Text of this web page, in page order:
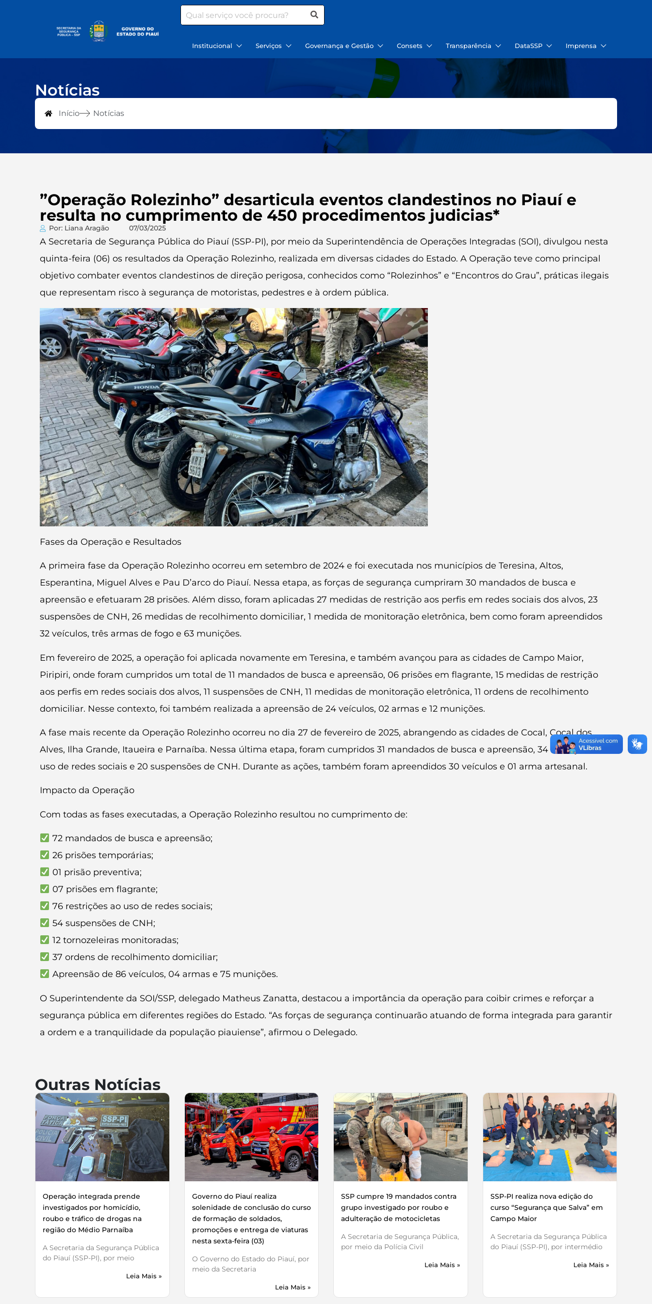
Search
Institucional Serviços Governança e Gestão Consets Transparência DataSSP Imprensa
Notícias
Início Notícias
”Operação Rolezinho” desarticula eventos clandestinos no Piauí e
resulta no cumprimento de 450 procedimentos judicias*
Por: Liana Aragão 07/03/2025
A Secretaria de Segurança Pública do Piauí (SSP-PI), por meio da Superintendência de Operações Integradas (SOI), divulgou nesta
quinta-feira (06) os resultados da Operação Rolezinho, realizada em diversas cidades do Estado. A Operação teve como principal
objetivo combater eventos clandestinos de direção perigosa, conhecidos como “Rolezinhos” e “Encontros do Grau”, práticas ilegais
que representam risco à segurança de motoristas, pedestres e à ordem pública.
Fases da Operação e Resultados
A primeira fase da Operação Rolezinho ocorreu em setembro de 2024 e foi executada nos municípios de Teresina, Altos,
Esperantina, Miguel Alves e Pau D’arco do Piauí. Nessa etapa, as forças de segurança cumpriram 30 mandados de busca e
apreensão e efetuaram 28 prisões. Além disso, foram aplicadas 27 medidas de restrição aos perfis em redes sociais dos alvos, 23
suspensões de CNH, 26 medidas de recolhimento domiciliar, 1 medida de monitoração eletrônica, bem como foram apreendidos
32 veículos, três armas de fogo e 63 munições.
Em fevereiro de 2025, a operação foi aplicada novamente em Teresina, e também avançou para as cidades de Campo Maior,
Piripiri, onde foram cumpridos um total de 11 mandados de busca e apreensão, 06 prisões em flagrante, 15 medidas de restrição
aos perfis em redes sociais dos alvos, 11 suspensões de CNH, 11 medidas de monitoração eletrônica, 11 ordens de recolhimento
domiciliar. Nesse contexto, foi também realizada a apreensão de 24 veículos, 02 armas e 12 munições.
A fase mais recente da Operação Rolezinho ocorreu no dia 27 de fevereiro de 2025, abrangendo as cidades de Cocal, Cocal dos
Alves, Ilha Grande, Itaueira e Parnaíba. Nessa última etapa, foram cumpridos 31 mandados de busca e apreensão, 34 restrições ao
uso de redes sociais e 20 suspensões de CNH. Durante as ações, também foram apreendidos 30 veículos e 01 arma artesanal.
Impacto da Operação
Com todas as fases executadas, a Operação Rolezinho resultou no cumprimento de:
72 mandados de busca e apreensão;
26 prisões temporárias;
01 prisão preventiva;
07 prisões em flagrante;
76 restrições ao uso de redes sociais;
54 suspensões de CNH;
12 tornozeleiras monitoradas;
37 ordens de recolhimento domiciliar;
Apreensão de 86 veículos, 04 armas e 75 munições.
O Superintendente da SOI/SSP, delegado Matheus Zanatta, destacou a importância da operação para coibir crimes e reforçar a
segurança pública em diferentes regiões do Estado. “As forças de segurança continuarão atuando de forma integrada para garantir
a ordem e a tranquilidade da população piauiense”, afirmou o Delegado.
Outras Notícias
Operação integrada prende
investigados por homicídio,
roubo e tráfico de drogas na
região do Médio Parnaíba
A Secretaria da Segurança Pública
do Piauí (SSP-PI), por meio
Leia Mais »
Governo do Piauí realiza
solenidade de conclusão do curso
de formação de soldados,
promoções e entrega de viaturas
nesta sexta-feira (03)
O Governo do Estado do Piauí, por
meio da Secretaria
Leia Mais »
SSP cumpre 19 mandados contra
grupo investigado por roubo e
adulteração de motocicletas
A Secretaria de Segurança Pública,
por meio da Polícia Civil
Leia Mais »
SSP-PI realiza nova edição do
curso “Segurança que Salva” em
Campo Maior
A Secretaria da Segurança Pública
do Piauí (SSP-PI), por intermédio
Leia Mais »